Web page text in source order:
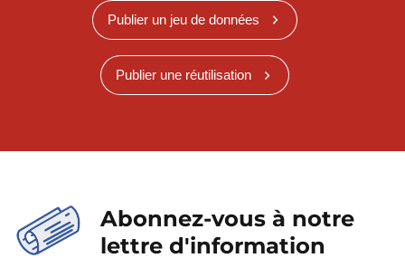
Publier un jeu de données
Publier une réutilisation
Abonnez-vous à notre
lettre d'information